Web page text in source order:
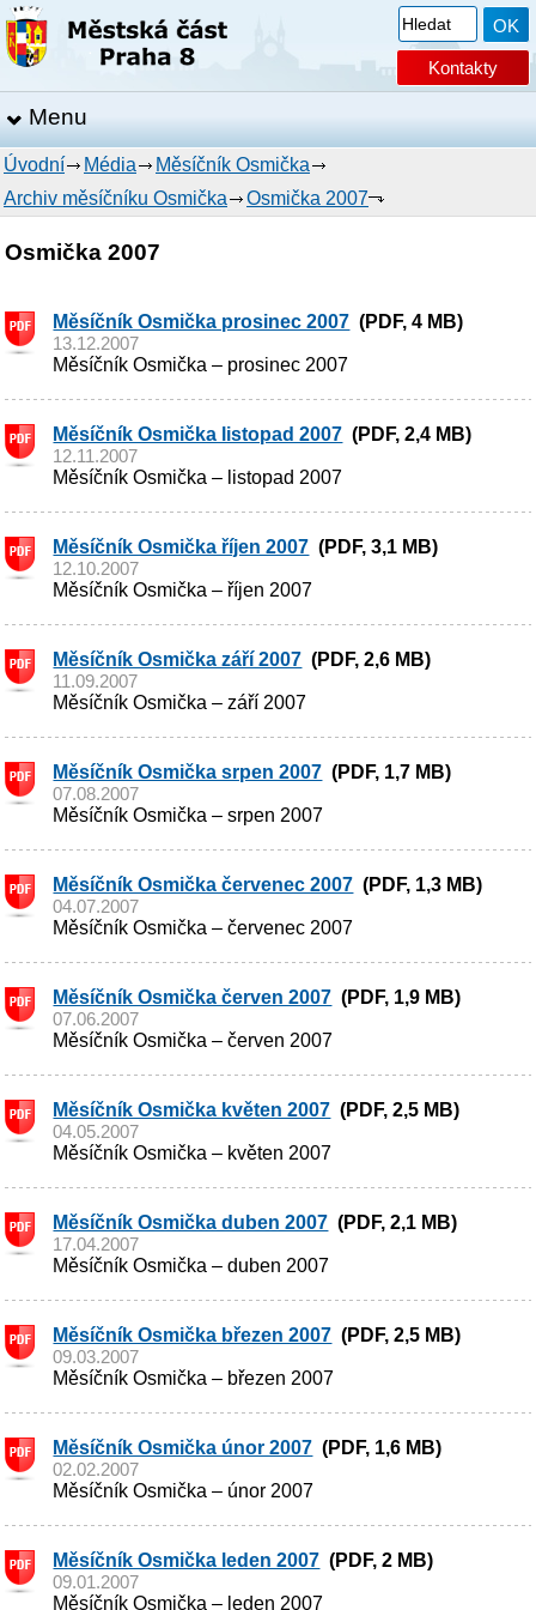
Kontakty
Menu
Úvodní Média
Měsíčník Osmička
Archiv měsíčníku Osmička
Osmička 2007
Osmička 2007
Měsíčník Osmička prosinec 2007 (PDF, 4 MB)
13.12.2007
Měsíčník Osmička – prosinec 2007
Měsíčník Osmička listopad 2007 (PDF, 2,4 MB)
12.11.2007
Měsíčník Osmička – listopad 2007
Měsíčník Osmička říjen 2007 (PDF, 3,1 MB)
12.10.2007
Měsíčník Osmička – říjen 2007
Měsíčník Osmička září 2007 (PDF, 2,6 MB)
11.09.2007
Měsíčník Osmička – září 2007
Měsíčník Osmička srpen 2007 (PDF, 1,7 MB)
07.08.2007
Měsíčník Osmička – srpen 2007
Měsíčník Osmička červenec 2007 (PDF, 1,3 MB)
04.07.2007
Měsíčník Osmička – červenec 2007
Měsíčník Osmička červen 2007 (PDF, 1,9 MB)
07.06.2007
Měsíčník Osmička – červen 2007
Měsíčník Osmička květen 2007 (PDF, 2,5 MB)
04.05.2007
Měsíčník Osmička – květen 2007
Měsíčník Osmička duben 2007 (PDF, 2,1 MB)
17.04.2007
Měsíčník Osmička – duben 2007
Měsíčník Osmička březen 2007 (PDF, 2,5 MB)
09.03.2007
Měsíčník Osmička – březen 2007
Měsíčník Osmička únor 2007 (PDF, 1,6 MB)
02.02.2007
Měsíčník Osmička – únor 2007
Měsíčník Osmička leden 2007 (PDF, 2 MB)
09.01.2007
Měsíčník Osmička – leden 2007